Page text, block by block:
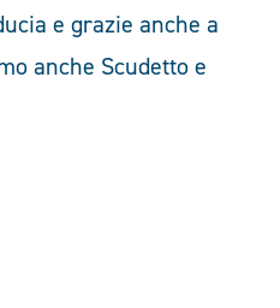
e grazie anche a
anche Scudetto e